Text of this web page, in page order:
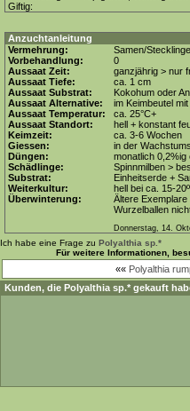
Giftig:
Anzuchtanleitung
Vermehrung:
Samen/Stecklinge
Vorbehandlung:
0
Aussaat Zeit:
ganzjährig > nur
Aussaat Tiefe:
ca. 1 cm
Aussaat Substrat:
Kokohum oder
Aussaat Alternative:
im Keimbeutel
Aussaat Temperatur:
ca. 25°C+
Aussaat Standort:
hell + konstant
Keimzeit:
ca. 3-6 Wochen
Giessen:
in der
Düngen:
monatlich
Schädlinge:
Spinnmilben >
Substrat:
Einheitserde +
Weiterkultur:
hell bei ca. 15-
Überwinterung:
Ältere
Wurzelballen
Donnerstag, 14.
Ich habe eine Frage zu Polyalthia sp.*
Für weitere Informationen,
«« Polyalthia
Kunden, die Polyalthia sp.* gekauft